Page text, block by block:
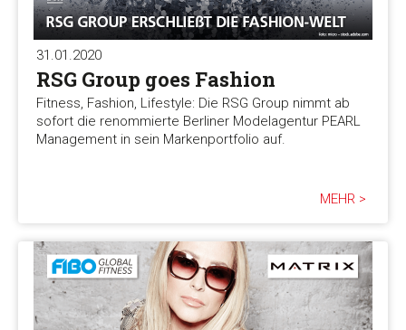
31.01.2020
RSG Group goes Fashion
Fitness, Fashion, Lifestyle: Die RSG Group nimmt ab
sofort die renommierte Berliner Modelagentur PEARL
Management in sein Markenportfolio auf.
MEHR >